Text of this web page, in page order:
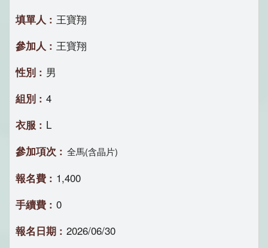
王寶翔
王寶翔
男
4
L
全馬(含晶片)
1,400
0
2026/06/30